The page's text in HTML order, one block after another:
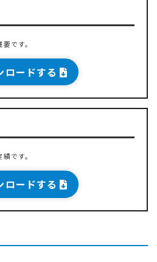
です。
ロードする
です。
ロードする